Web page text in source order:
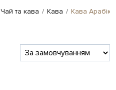
Чай та кава Кава Кава Арабіка